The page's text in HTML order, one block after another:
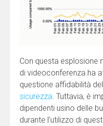
Con questa esplosione
di videoconferenza ha
questione affidabilità
sicurezza. Tuttavia, è
dipendenti usino delle
durante l’utilizzo di